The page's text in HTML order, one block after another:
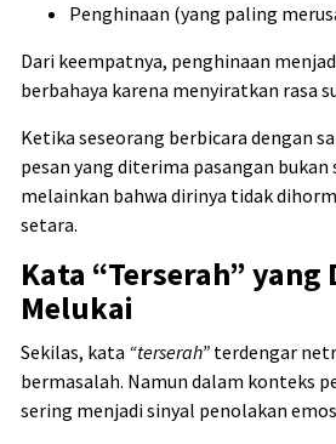
Penghinaan (yang paling
Dari keempatnya, penghinaan
berbahaya karena menyiratkan rasa
Ketika seseorang berbicara dengan
pesan yang diterima pasangan bukan
melainkan bahwa dirinya tidak
setara.
Kata “Terserah” yang
Melukai
Sekilas, kata “terserah” terdengar
bermasalah. Namun dalam konteks
sering menjadi sinyal penolakan